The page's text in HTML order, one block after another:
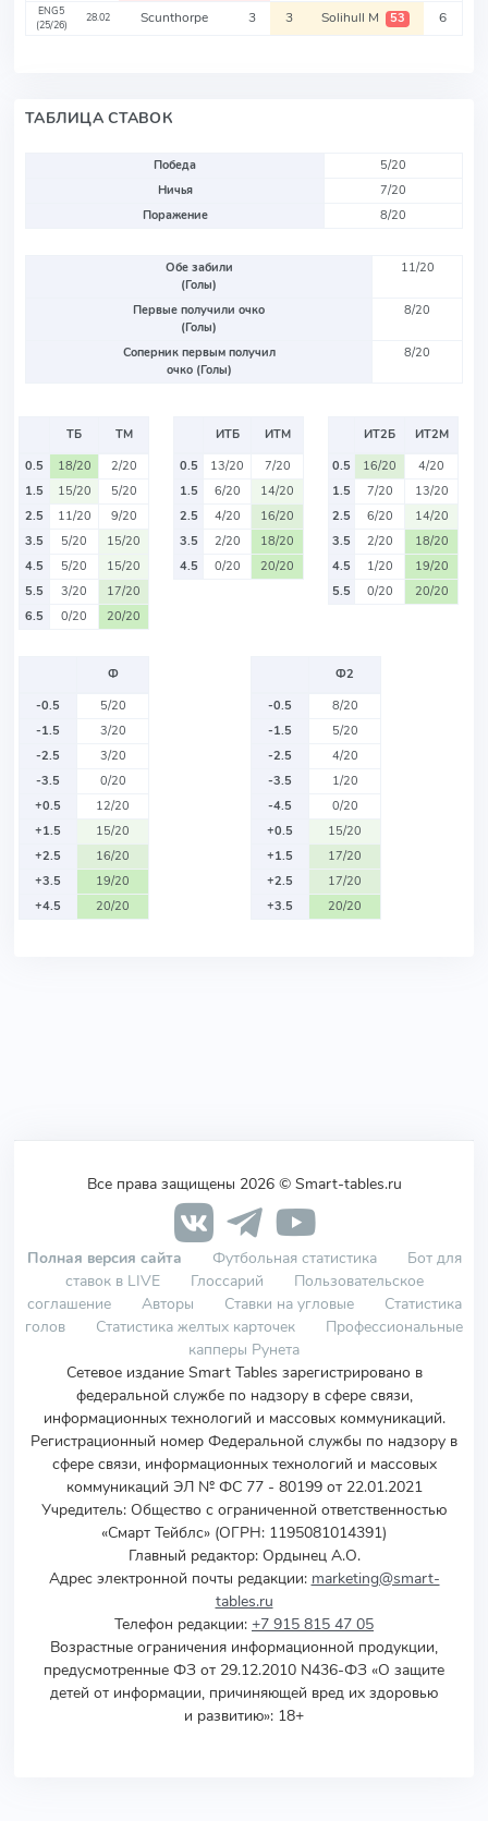
ENG5
(25/26)
28.02 Scunthorpe 3 3 Solihull M 53 6
ТАБЛИЦА СТАВОК
Победа
5/20
Ничья
7/20
Поражение
8/20
Обе забили
(Голы)
11/20
Первые получили очко
(Голы)
8/20
Соперник первым получил
очко (Голы)
8/20
ТБ
ТМ
0.5
18/20
2/20
1.5
15/20
5/20
2.5
11/20
9/20
3.5
5/20
15/20
4.5
5/20
15/20
5.5
3/20
17/20
6.5
0/20 20/20
ИТБ
ИТМ
0.5
13/20
7/20
1.5
6/20
14/20
2.5
4/20
16/20
3.5
2/20
18/20
4.5
0/20 20/20
ИТ2Б
ИТ2М
0.5
16/20
4/20
1.5
7/20
13/20
2.5
6/20
14/20
3.5
2/20
18/20
4.5
1/20
19/20
5.5
0/20 20/20
Ф
-0.5
5/20
-1.5
3/20
-2.5
3/20
-3.5
0/20
+0.5
12/20
+1.5
15/20
+2.5
16/20
+3.5
19/20
+4.5
20/20
Ф2
-0.5
8/20
-1.5
5/20
-2.5
4/20
-3.5
1/20
-4.5
0/20
+0.5
15/20
+1.5
17/20
+2.5
17/20
+3.5
20/20
Все права защищены 2026 © Smart-tables.ru
Полная версия сайта Футбольная статистика
Бот для
ставок в LIVE
Глоссарий
Пользовательское
соглашение
Авторы Ставки на угловые
Статистика
голов
Статистика желтых карточек
Профессиональные
капперы Рунета
Сетевое издание Smart Tables зарегистрировано в
федеральной службе по надзору в сфере связи,
информационных технологий и массовых коммуникаций.
Регистрационный номер Федеральной службы по надзору в
сфере связи, информационных технологий и массовых
коммуникаций ЭЛ № ФС 77 - 80199 от 22.01.2021
Учредитель: Общество с ограниченной ответственностью
«Смарт Тейблс» (ОГРН: 1195081014391)
Главный редактор: Ордынец А.О.
Адрес электронной почты редакции: marketing@smart-
tables.ru
Телефон редакции: +7 915 815 47 05
Возрастные ограничения информационной продукции,
предусмотренные ФЗ от 29.12.2010 N436-ФЗ «О защите
детей от информации, причиняющей вред их здоровью
и развитию»: 18+